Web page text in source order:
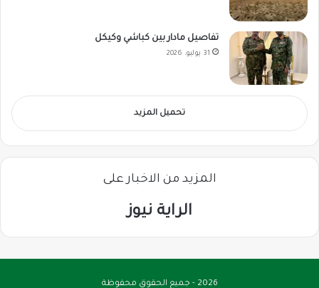
تفاصيل مادار بين كباشي وكيكل
31 يوليو، 2026
تحميل المزيد
المزيد من الاخبار على
الراية نيوز
2026 - جميع الحقوق محفوظة